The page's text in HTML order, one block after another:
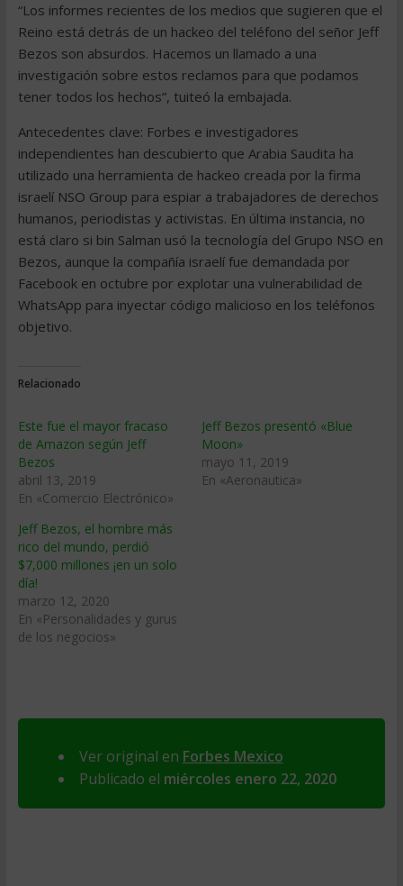
“Los informes recientes de los medios que sugieren que el
Reino está detrás de un hackeo del teléfono del señor Jeff
Bezos son absurdos. Hacemos un llamado a una
investigación sobre estos reclamos para que podamos
tener todos los hechos”, tuiteó la embajada.
Antecedentes clave: Forbes e investigadores
independientes han descubierto que Arabia Saudita ha
utilizado una herramienta de hackeo creada por la firma
israelí NSO Group para espiar a trabajadores de derechos
humanos, periodistas y activistas. En última instancia, no
está claro si bin Salman usó la tecnología del Grupo NSO en
Bezos, aunque la compañía israelí fue demandada por
Facebook en octubre por explotar una vulnerabilidad de
WhatsApp para inyectar código malicioso en los teléfonos
objetivo.
Relacionado
Este fue el mayor fracaso
de Amazon según Jeff
Bezos
abril 13, 2019
En «Comercio Electrónico»
Jeff Bezos presentó «Blue
Moon»
mayo 11, 2019
En «Aeronautica»
Jeff Bezos, el hombre más
rico del mundo, perdió
$7,000 millones ¡en un solo
día!
marzo 12, 2020
En «Personalidades y gurus
de los negocios»
Ver original en Forbes Mexico
Publicado el miércoles enero 22, 2020